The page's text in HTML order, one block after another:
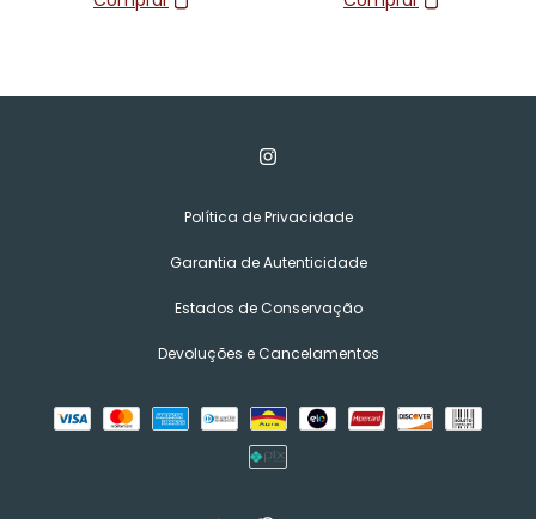
Política de Privacidade
Garantia de Autenticidade
Estados de Conservação
Devoluções e Cancelamentos